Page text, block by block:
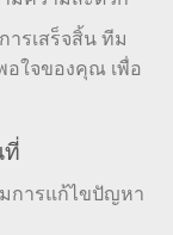
ารเสร็จสิ้น ทีม
อใจของคุณ เพื่อ
ที่
การแก้ไขปัญหา